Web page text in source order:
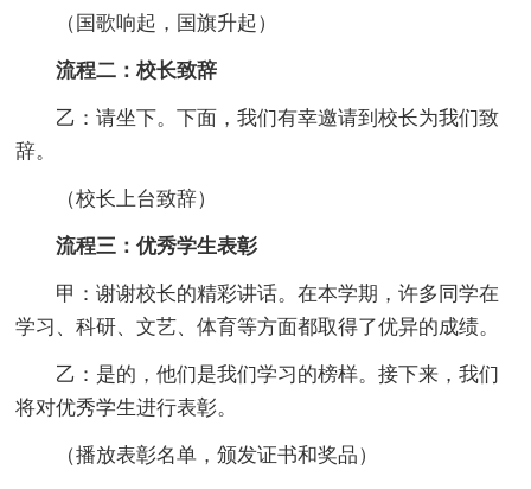
（国歌响起，国旗升起）
流程二：校长致辞
乙：请坐下。下面，我们有幸邀请到校长为我们致
辞。
（校长上台致辞）
流程三：优秀学生表彰
甲：谢谢校长的精彩讲话。在本学期，许多同学在
学习、科研、文艺、体育等方面都取得了优异的成绩。
乙：是的，他们是我们学习的榜样。接下来，我们
将对优秀学生进行表彰。
（播放表彰名单，颁发证书和奖品）